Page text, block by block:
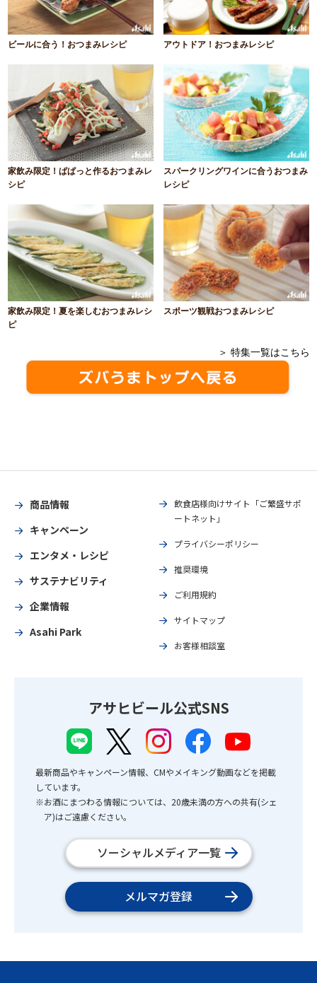
ビールに合う！おつまみレシピ アウトドア！おつまみレシピ
家飲み限定！ぱぱっと作るおつまみレ
シピ
スパークリングワインに合うおつまみ
レシピ
家飲み限定！夏を楽しむおつまみレシ
ピ
スポーツ観戦おつまみレシピ
＞ 特集一覧はこちら
商品情報
キャンペーン
エンタメ・レシピ
サステナビリティ
企業情報
Asahi Park
飲食店様向けサイト「ご繁盛サポ
ートネット」
プライバシーポリシー
推奨環境
ご利用規約
サイトマップ
お客様相談室
アサヒビール公式SNS
最新商品やキャンペーン情報、CMやメイキング動画などを掲載
しています。
※お酒にまつわる情報については、20歳未満の方への共有(シェ
ア)はご遠慮ください。
ソーシャルメディア一覧
メルマガ登録